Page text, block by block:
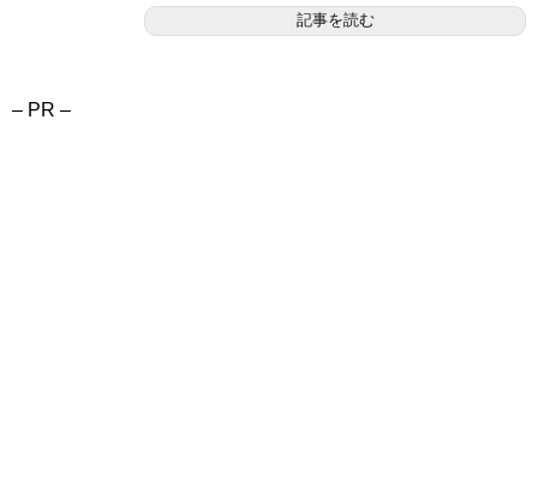
記事を読む
– PR –